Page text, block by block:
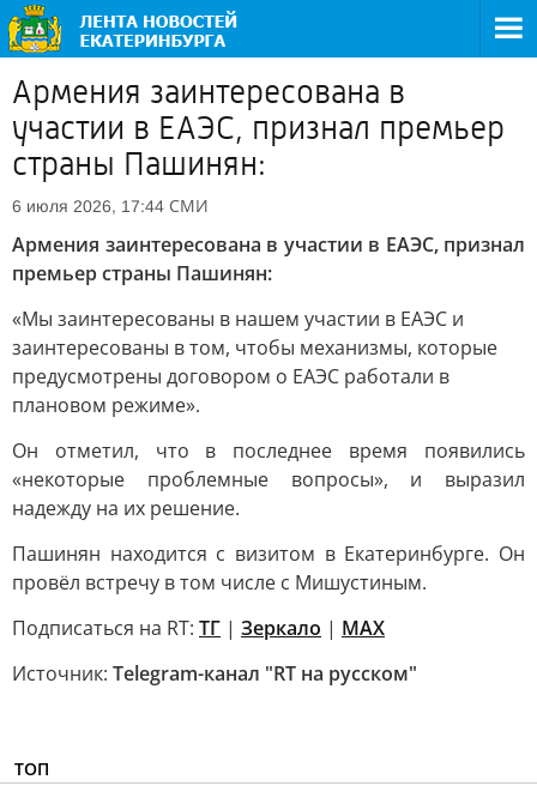
Армения заинтересована в
участии в ЕАЭС, признал премьер
страны Пашинян:
6 июля 2026, 17:44 СМИ
Армения заинтересована в участии в ЕАЭС, признал
премьер страны Пашинян:
«Мы заинтересованы в нашем участии в ЕАЭС и
заинтересованы в том, чтобы механизмы, которые
предусмотрены договором о ЕАЭС работали в
плановом режиме».
Он отметил, что в последнее время появились
«некоторые проблемные вопросы», и выразил
надежду на их решение.
Пашинян находится с визитом в Екатеринбурге. Он
провёл встречу в том числе с Мишустиным.
Подписаться на RT: ТГ | Зеркало | MAX
Источник: Telegram-канал "RT на русском"
ТОП